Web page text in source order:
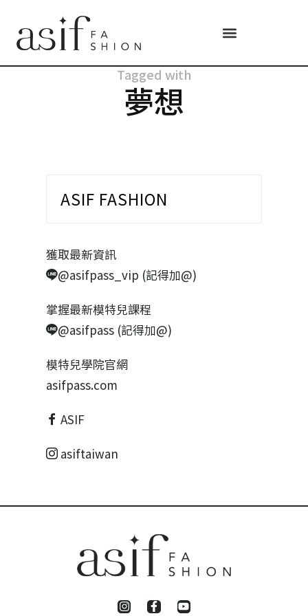
Tagged with
夢想
ASIF FASHION
獲取最新資訊
@asifpass_vip (記得加@)
掌握最新模特兒課程
@asifpass (記得加@)
模特兒學院官網
asifpass.com
ASIF
asiftaiwan